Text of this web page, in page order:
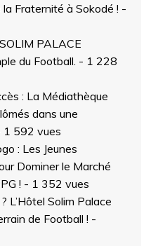
Fraternité à Sokodé ! -
PALACE
du Football. - 1 228
: La Médiathèque
dans une
1 592 vues
: Les Jeunes
Dominer le Marché
! - 1 352 vues
L’Hôtel Solim Palace
de Football ! -